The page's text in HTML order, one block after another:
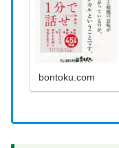
bontoku.com